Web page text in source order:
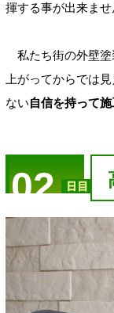
揮する事が出来ませ
私たち街の外壁塗
上がってからでは
ない自信を持って
02